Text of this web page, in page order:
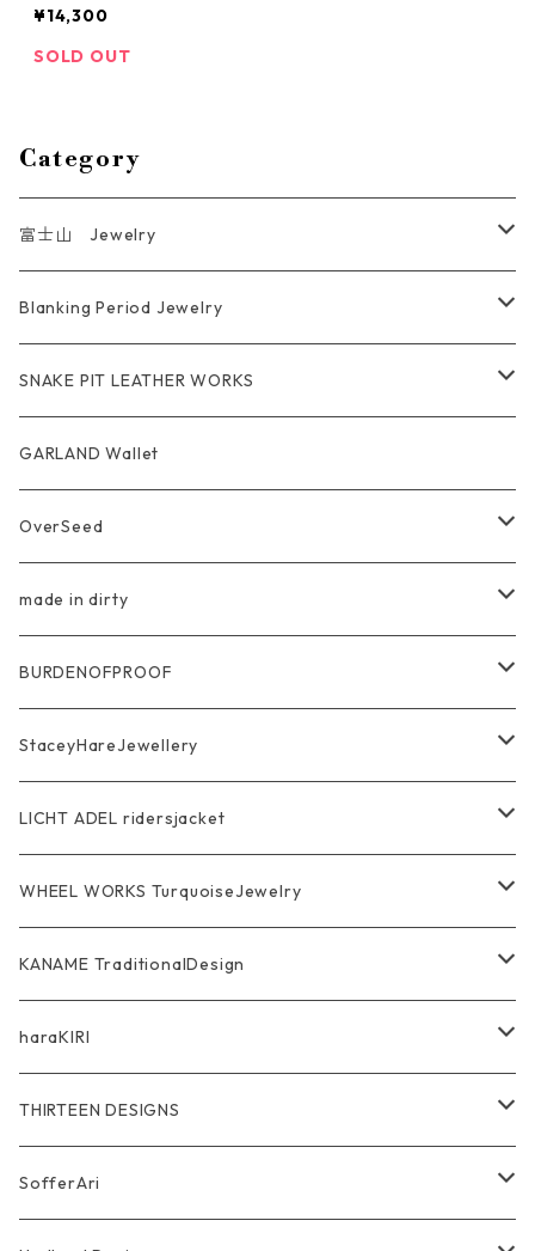
-93 BOFPロゴ
チェーン(60cm
¥14,300
SOLD OUT
Category
富士山 Jewelry
Ring
Pendant
Key Chain
Blanking Period Jewelry
Ring
Pendant
Bracelet Bangle
Pierce Earring
SNAKE PIT LEATHER WORKS
Coin Case Wallet
tracker wallet
Other tool bag
Ring
Bracelet Bangle
Pendant
GARLAND Wallet
OverSeed
Ring
Pendant
made in dirty
Ring
Pendant
Bracelet
Chain
WalletChain
Other
pierce earring
BURDENOFPROOF
MAGICAL DESIGN Collaboration
SkullGlass
Ring
Pendant
Bracelet
Other＆Wallet
Pierce
StaceyHareJewellery
Ring
Pendant
Bracelet
LICHT ADEL ridersjacket
WalletChain
Silver Jewelry
RidersJacket Leather
Bag & Wallet
wear
WHEEL WORKS TurquoiseJewelry
Ring
Pendant
Necklace & BoloTie
Bracelet＆Bangle
KANAME TraditionalDesign
指飾り Ring
首飾り Pendant
耳飾り Pierce Earring
haraKIRI
GODZILLA ゴジラ
Marusan Toy GODZILLA Sofubi
EVANGELION エヴァンゲリオン
THIRTEEN DESIGNS
Wallet
SofferAri